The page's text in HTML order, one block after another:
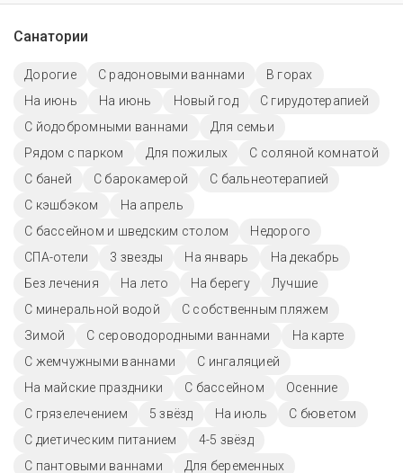
Санатории
Дорогие С радоновыми ваннами
В горах
На июнь
На июнь Новый год
С гирудотерапией
С йодобромными ваннами
Для семьи
Рядом с парком
Для пожилых
С соляной комнатой
С баней
С барокамерой
С бальнеотерапией
С кэшбэком
На апрель
С бассейном и шведским столом
Недорого
СПА-отели
3 звезды На январь
На декабрь
Без лечения
На лето На берегу
Лучшие
С минеральной водой
С собственным пляжем
Зимой
С сероводородными ваннами
На карте
С жемчужными ваннами
С ингаляцией
На майские праздники
C бассейном
Осенние
С грязелечением
5 звёзд На июль
С бюветом
С диетическим питанием
4-5 звёзд
С пантовыми ваннами
Для беременных